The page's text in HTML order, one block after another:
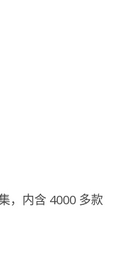
，内含 4000 多款